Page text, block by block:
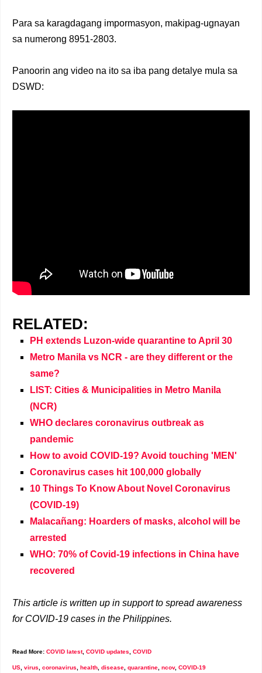
Para sa karagdagang impormasyon, makipag-ugnayan
sa numerong 8951-2803.
Panoorin ang video na ito sa iba pang detalye mula sa
DSWD:
RELATED:
PH extends Luzon-wide quarantine to April 30
Metro Manila vs NCR - are they different or the
same?
LIST: Cities & Municipalities in Metro Manila
(NCR)
WHO declares coronavirus outbreak as
pandemic
How to avoid COVID-19? Avoid touching 'MEN'
Coronavirus cases hit 100,000 globally
10 Things To Know About Novel Coronavirus
(COVID-19)
Malacañang: Hoarders of masks, alcohol will be
arrested
WHO: 70% of Covid-19 infections in China have
recovered
This article is written up in support to spread awareness
for COVID-19 cases in the Philippines.
Read More: COVID latest, COVID updates COVID
US virus coronavirus health disease quarantine ncov, COVID-19